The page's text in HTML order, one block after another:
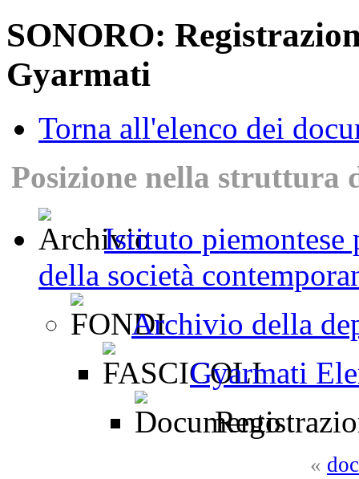
SONORO:
Gyarmati
Torna all'elenco dei
Posizione nella struttura
Istituto piemontese
della società
Archivio della
Gyarmati
«